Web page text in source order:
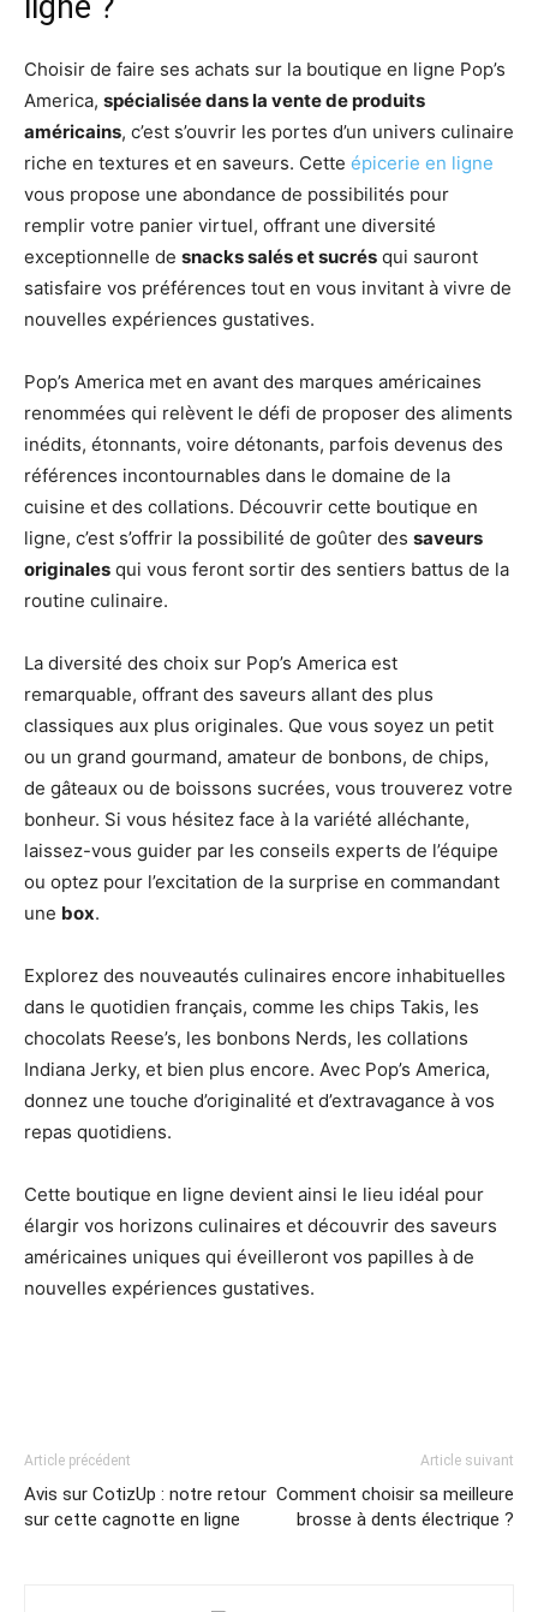
Choisir de faire ses achats sur la boutique en ligne Pop’s
America, spécialisée dans la vente de produits
américains, c’est s’ouvrir les portes d’un univers culinaire
riche en textures et en saveurs. Cette épicerie en ligne
vous propose une abondance de possibilités pour
remplir votre panier virtuel, offrant une diversité
exceptionnelle de snacks salés et sucrés qui sauront
satisfaire vos préférences tout en vous invitant à vivre de
nouvelles expériences gustatives.
Pop’s America met en avant des marques américaines
renommées qui relèvent le défi de proposer des aliments
inédits, étonnants, voire détonants, parfois devenus des
références incontournables dans le domaine de la
cuisine et des collations. Découvrir cette boutique en
ligne, c’est s’offrir la possibilité de goûter des saveurs
originales qui vous feront sortir des sentiers battus de la
routine culinaire.
La diversité des choix sur Pop’s America est
remarquable, offrant des saveurs allant des plus
classiques aux plus originales. Que vous soyez un petit
ou un grand gourmand, amateur de bonbons, de chips,
de gâteaux ou de boissons sucrées, vous trouverez votre
bonheur. Si vous hésitez face à la variété alléchante,
laissez-vous guider par les conseils experts de l’équipe
ou optez pour l’excitation de la surprise en commandant
une box.
Explorez des nouveautés culinaires encore inhabituelles
dans le quotidien français, comme les chips Takis, les
chocolats Reese’s, les bonbons Nerds, les collations
Indiana Jerky, et bien plus encore. Avec Pop’s America,
donnez une touche d’originalité et d’extravagance à vos
repas quotidiens.
Cette boutique en ligne devient ainsi le lieu idéal pour
élargir vos horizons culinaires et découvrir des saveurs
américaines uniques qui éveilleront vos papilles à de
nouvelles expériences gustatives.
Article précédent
Avis sur CotizUp : notre retour
sur cette cagnotte en ligne
Article suivant
Comment choisir sa meilleure
brosse à dents électrique ?